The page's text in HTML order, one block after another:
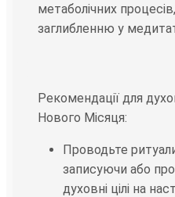
метаболічних
заглибленню у
Рекомендації для
Нового Місяця:
Проводьте
записуючи або
духовні цілі на